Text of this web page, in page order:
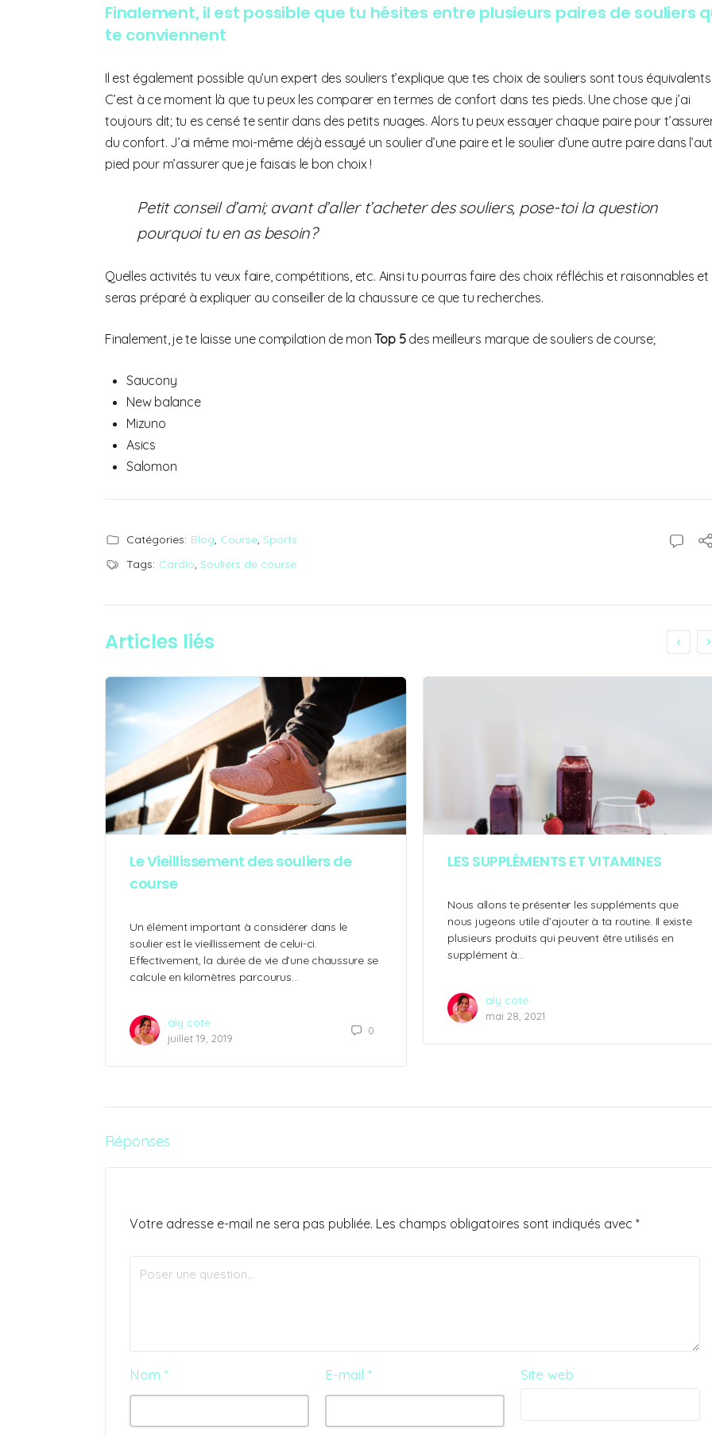
Finalement, il est possible que tu hésites entre plusieurs paires de souliers
te conviennent
Il est également possible qu’un expert des souliers t’explique que tes choix de souliers sont tous équivalents.
C’est à ce moment là que tu peux les comparer en termes de confort dans tes pieds. Une chose que j’ai
toujours dit; tu es censé te sentir dans des petits nuages. Alors tu peux essayer chaque paire pour
du confort. J’ai même moi-même déjà essayé un soulier d’une paire et le soulier d’une autre paire dans
pied pour m’assurer que je faisais le bon choix !
Petit conseil d’ami; avant d’aller t’acheter des souliers, pose-toi la question
pourquoi tu en as besoin?
Quelles activités tu veux faire, compétitions, etc. Ainsi tu pourras faire des choix réfléchis et raisonnables et
seras préparé à expliquer au conseiller de la chaussure ce que tu recherches.
Finalement, je te laisse une compilation de monTop 5des meilleurs marque de souliers de course;
Saucony
New balance
Mizuno
Asics
Salomon
Catégories: Blog, Course, Sports
Tags: Cardio, Souliers de course
Articles liés
Le Vieillissement des souliers de
course
Un élément important à considérer dans le
soulier est le vieillissement de celui-ci.
Effectivement, la durée de vie d’une chaussure se
calcule en kilomètres parcourus…
aly cote
juillet 19, 2019
0
LES SUPPLÉMENTS ET VITAMINES
Nous allons te présenter les suppléments que
nous jugeons utile d’ajouter à ta routine. Il existe
plusieurs produits qui peuvent être utilisés en
supplément à…
aly cote
mai 28, 2021
Réponses
Votre adresse e-mail ne sera pas publiée. Les champs obligatoires sont indiqués avec *
Nom * E-mail * Site web